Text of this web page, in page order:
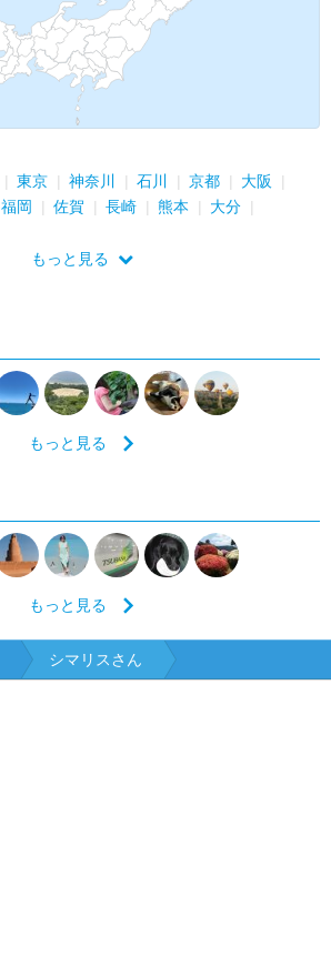
東京 神奈川 石川 京都
大阪
福岡 佐賀 長崎 熊本
大分
もっと見る
もっと見る
もっと見る
シマリスさん